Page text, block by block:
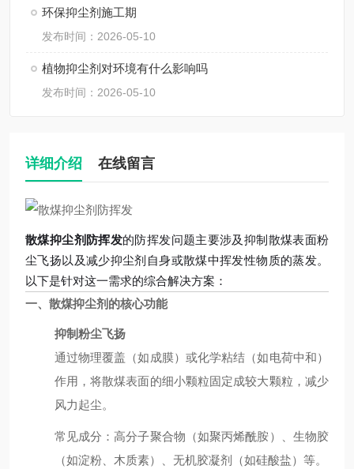
环保抑尘剂施工期
发布时间：2026-05-10
植物抑尘剂对环境有什么影响吗
发布时间：2026-05-10
详细介绍 在线留言
散煤抑尘剂防挥发的防挥发问题主要涉及抑制散煤表面粉
尘飞扬以及减少抑尘剂自身或散煤中挥发性物质的蒸发。
以下是针对这一需求的综合解决方案：
一、散煤抑尘剂的核心功能
抑制粉尘飞扬
通过物理覆盖（如成膜）或化学粘结（如电荷中和）
作用，将散煤表面的细小颗粒固定成较大颗粒，减少
风力起尘。
常见成分：高分子聚合物（如聚丙烯酰胺）、生物胶
（如淀粉、木质素）、无机胶凝剂（如硅酸盐）等。